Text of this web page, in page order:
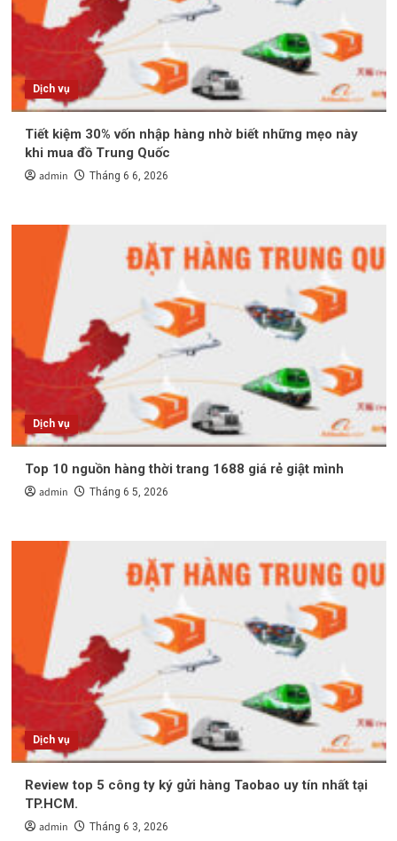
Dịch vụ
Tiết kiệm 30% vốn nhập hàng nhờ biết những mẹo này
khi mua đồ Trung Quốc
admin Tháng 6 6, 2026
Dịch vụ
Top 10 nguồn hàng thời trang 1688 giá rẻ giật mình
admin Tháng 6 5, 2026
Dịch vụ
Review top 5 công ty ký gửi hàng Taobao uy tín nhất tại
TP.HCM.
admin Tháng 6 3, 2026